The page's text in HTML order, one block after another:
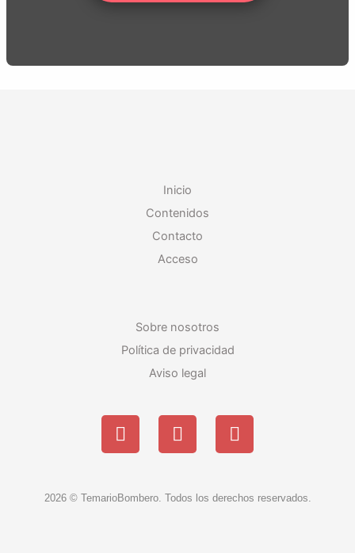
Inicio
Contenidos
Contacto
Acceso
Sobre nosotros
Política de privacidad
Aviso legal
F
a
b
I
n
a
Y
o
u
2026 © TemarioBombero. Todos los derechos reservados.